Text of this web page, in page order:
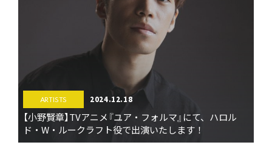
ARTISTS 2024.12.18
【小野賢章】TVアニメ『ユア・フォルマ』にて、ハロル
ド・W・ルークラフト役で出演いたします！